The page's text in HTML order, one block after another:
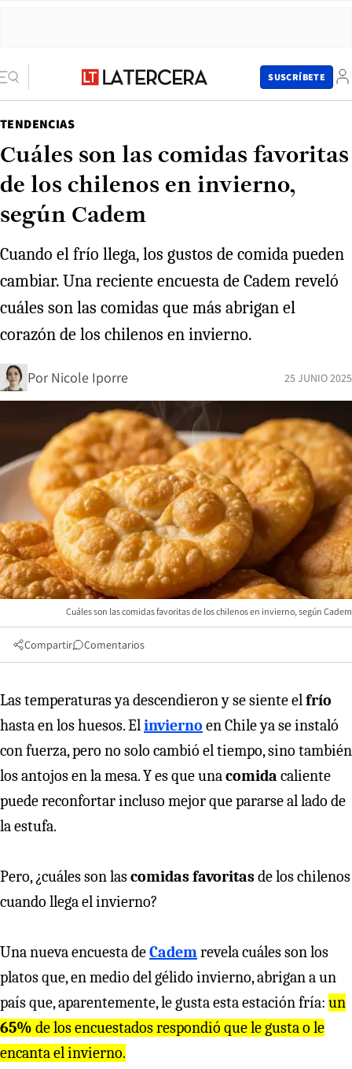
SUSCRÍBETE
TENDENCIAS
Cuáles son las comidas favoritas
de los chilenos en invierno,
según Cadem
Cuando el frío llega, los gustos de comida pueden
cambiar. Una reciente encuesta de Cadem reveló
cuáles son las comidas que más abrigan el
corazón de los chilenos en invierno.
Por Nicole Iporre 25 JUNIO 2025
Cuáles son las comidas favoritas de los chilenos en invierno, según Cadem
Compartir Comentarios
Las temperaturas ya descendieron y se siente elfrío
hasta en los huesos. Elinvierno en Chile ya se instaló
con fuerza, pero no solo cambió el tiempo, sino también
los antojos en la mesa. Y es que unacomida caliente
puede reconfortar incluso mejor que pararse al lado de
la estufa.
Pero, ¿cuáles son lascomidas favoritasde los chilenos
cuando llega el invierno?
Una nueva encuesta deCademrevela cuáles son los
platos que, en medio del gélido invierno, abrigan a un
país que, aparentemente, le gusta esta estación fría: un
65% de los encuestados respondió que le gusta o le
encanta el invierno.